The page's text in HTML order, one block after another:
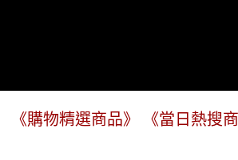
《購物精選商品》 《當日熱搜